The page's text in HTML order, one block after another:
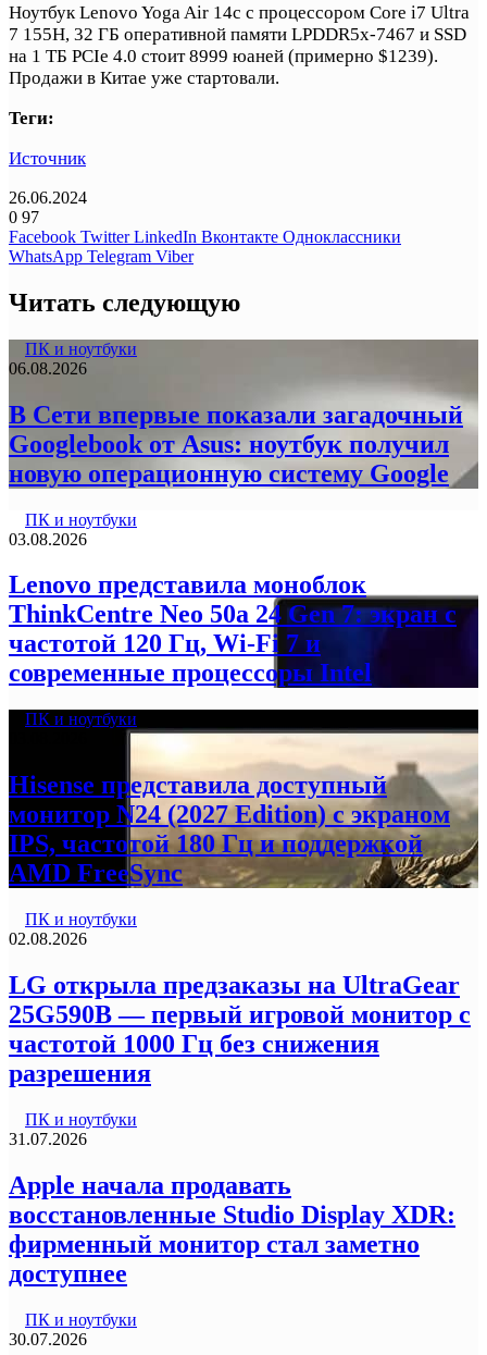
Ноутбук Lenovo Yoga Air 14c с процессором Core i7 Ultra
7 155H, 32 ГБ оперативной памяти LPDDR5x-7467 и SSD
на 1 ТБ PCIe 4.0 стоит 8999 юаней (примерно $1239).
Продажи в Китае уже стартовали.
Теги:
Источник
26.06.2024
0 97
Facebook Twitter LinkedIn Вконтакте Одноклассники
WhatsApp Telegram Viber
Читать следующую
ПК и ноутбуки
06.08.2026
В Сети впервые показали загадочный
Googlebook от Asus: ноутбук получил
новую операционную систему Google
ПК и ноутбуки
03.08.2026
Lenovo представила моноблок
ThinkCentre Neo 50a 24 Gen 7: экран с
частотой 120 Гц, Wi-Fi 7 и
современные процессоры Intel
ПК и ноутбуки
Hisense представила доступный
монитор N24 (2027 Edition) с экраном
IPS, частотой 180 Гц и поддержкой
AMD FreeSync
ПК и ноутбуки
02.08.2026
LG открыла предзаказы на UltraGear
25G590B — первый игровой монитор с
частотой 1000 Гц без снижения
разрешения
ПК и ноутбуки
31.07.2026
Apple начала продавать
восстановленные Studio Display XDR:
фирменный монитор стал заметно
доступнее
ПК и ноутбуки
30.07.2026